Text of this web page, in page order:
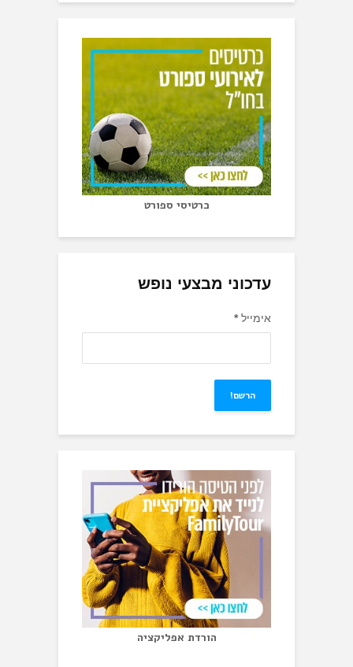
כרטיסי ספורט
עדכוני מבצעי נופש
אימייל*
הורדת אפליקציה